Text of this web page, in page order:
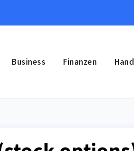
Business Finanzen